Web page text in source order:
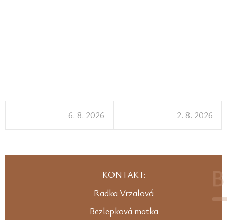
6. 8. 2026 2. 8. 2026
KONTAKT:
Radka Vrzalová
Bezlepková matka